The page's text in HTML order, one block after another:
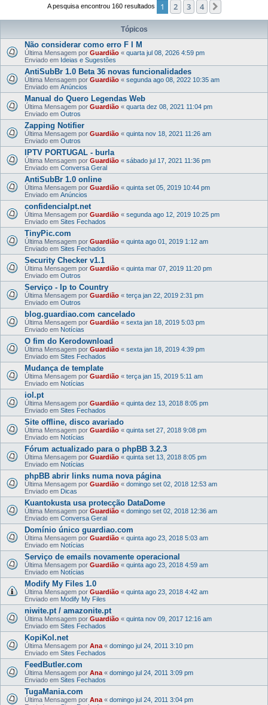
r
A pesquisa encontrou 160 resultados 1 2 3 4
Tópicos
Não considerar como erro F I M
Última Mensagem por Guardião « quarta jul 08, 2026 4:59 pm
Enviado em Ideias e Sugestões
AntiSubBr 1.0 Beta 36 novas funcionalidades
Última Mensagem por Guardião « segunda ago 08, 2022 10:35 am
Enviado em Anúncios
Manual do Quero Legendas Web
Última Mensagem por Guardião « quarta dez 08, 2021 11:04 pm
Enviado em Outros
Zapping Notifier
Última Mensagem por Guardião « quinta nov 18, 2021 11:26 am
Enviado em Outros
IPTV PORTUGAL - burla
Última Mensagem por Guardião « sábado jul 17, 2021 11:36 pm
Enviado em Conversa Geral
AntiSubBr 1.0 online
Última Mensagem por Guardião « quinta set 05, 2019 10:44 pm
Enviado em Anúncios
confidencialpt.net
Última Mensagem por Guardião « segunda ago 12, 2019 10:25 pm
Enviado em Sites Fechados
TinyPic.com
Última Mensagem por Guardião « quinta ago 01, 2019 1:12 am
Enviado em Sites Fechados
Security Checker v1.1
Última Mensagem por Guardião « quinta mar 07, 2019 11:20 pm
Enviado em Outros
Serviço - Ip to Country
Última Mensagem por Guardião « terça jan 22, 2019 2:31 pm
Enviado em Outros
blog.guardiao.com cancelado
Última Mensagem por Guardião « sexta jan 18, 2019 5:03 pm
Enviado em Notícias
O fim do Kerodownload
Última Mensagem por Guardião « sexta jan 18, 2019 4:39 pm
Enviado em Sites Fechados
Mudança de template
Última Mensagem por Guardião « terça jan 15, 2019 5:11 am
Enviado em Notícias
iol.pt
Última Mensagem por Guardião « quinta dez 13, 2018 8:05 pm
Enviado em Sites Fechados
Site offline, disco avariado
Última Mensagem por Guardião « quinta set 27, 2018 9:08 pm
Enviado em Notícias
Fórum actualizado para o phpBB 3.2.3
Última Mensagem por Guardião « quinta set 13, 2018 8:05 pm
Enviado em Notícias
phpBB abrir links numa nova página
Última Mensagem por Guardião « domingo set 02, 2018 12:53 am
Enviado em Dicas
Kuantokusta usa protecção DataDome
Última Mensagem por Guardião « domingo set 02, 2018 12:36 am
Enviado em Conversa Geral
Domínio único guardiao.com
Última Mensagem por Guardião « quinta ago 23, 2018 5:03 am
Enviado em Notícias
Serviço de emails novamente operacional
Última Mensagem por Guardião « quinta ago 23, 2018 4:59 am
Enviado em Notícias
Modify My Files 1.0
Última Mensagem por Guardião « quinta ago 23, 2018 4:42 am
Enviado em Modify My Files
niwite.pt / amazonite.pt
Última Mensagem por Guardião « quinta nov 09, 2017 12:16 am
Enviado em Sites Fechados
KopiKol.net
Última Mensagem por Ana « domingo jul 24, 2011 3:10 pm
Enviado em Sites Fechados
FeedButler.com
Última Mensagem por Ana « domingo jul 24, 2011 3:09 pm
Enviado em Sites Fechados
TugaMania.com
Última Mensagem por Ana « domingo jul 24, 2011 3:04 pm